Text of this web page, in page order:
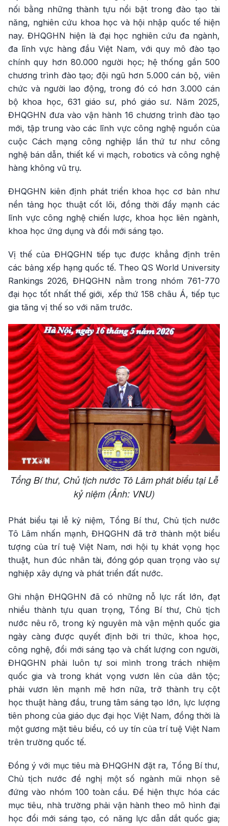
nối bằng những thành tựu nổi bật trong đào tạo tài
năng, nghiên cứu khoa học và hội nhập quốc tế hiện
nay. ĐHQGHN hiện là đại học nghiên cứu đa ngành,
đa lĩnh vực hàng đầu Việt Nam, với quy mô đào tạo
chính quy hơn 80.000 người học; hệ thống gần 500
chương trình đào tạo; đội ngũ hơn 5.000 cán bộ, viên
chức và người lao động, trong đó có hơn 3.000 cán
bộ khoa học, 631 giáo sư, phó giáo sư. Năm 2025,
ĐHQGHN đưa vào vận hành 16 chương trình đào tạo
mới, tập trung vào các lĩnh vực công nghệ nguồn của
cuộc Cách mạng công nghiệp lần thứ tư như công
nghệ bán dẫn, thiết kế vi mạch, robotics và công nghệ
hàng không vũ trụ.
ĐHQGHN kiên định phát triển khoa học cơ bản như
nền tảng học thuật cốt lõi, đồng thời đẩy mạnh các
lĩnh vực công nghệ chiến lược, khoa học liên ngành,
khoa học ứng dụng và đổi mới sáng tạo.
Vị thế của ĐHQGHN tiếp tục được khẳng định trên
các bảng xếp hạng quốc tế. Theo QS World University
Rankings 2026, ĐHQGHN nằm trong nhóm 761-770
đại học tốt nhất thế giới, xếp thứ 158 châu Á, tiếp tục
gia tăng vị thế so với năm trước.
Tổng Bí thư, Chủ tịch nước Tô Lâm phát biểu tại Lễ
kỷ niệm (Ảnh: VNU)
Phát biểu tại lễ kỷ niệm, Tổng Bí thư, Chủ tịch nước
Tô Lâm nhấn mạnh, ĐHQGHN đã trở thành một biểu
tượng của trí tuệ Việt Nam, nơi hội tụ khát vọng học
thuật, hun đúc nhân tài, đóng góp quan trọng vào sự
nghiệp xây dựng và phát triển đất nước.
Ghi nhận ĐHQGHN đã có những nỗ lực rất lớn, đạt
nhiều thành tựu quan trọng, Tổng Bí thư, Chủ tịch
nước nêu rõ, trong kỷ nguyên mà vận mệnh quốc gia
ngày càng được quyết định bởi tri thức, khoa học,
công nghệ, đổi mới sáng tạo và chất lượng con người,
ĐHQGHN phải luôn tự soi mình trong trách nhiệm
quốc gia và trong khát vọng vươn lên của dân tộc;
phải vươn lên mạnh mẽ hơn nữa, trở thành trụ cột
học thuật hàng đầu, trung tâm sáng tạo lớn, lực lượng
tiên phong của giáo dục đại học Việt Nam, đồng thời là
một gương mặt tiêu biểu, có uy tín của trí tuệ Việt Nam
trên trường quốc tế.
Đồng ý với mục tiêu mà ĐHQGHN đặt ra, Tổng Bí thư,
Chủ tịch nước đề nghị một số ngành mũi nhọn sẽ
đứng vào nhóm 100 toàn cầu. Để hiện thực hóa các
mục tiêu, nhà trường phải vận hành theo mô hình đại
học đổi mới sáng tạo, có năng lực dẫn dắt quốc gia;